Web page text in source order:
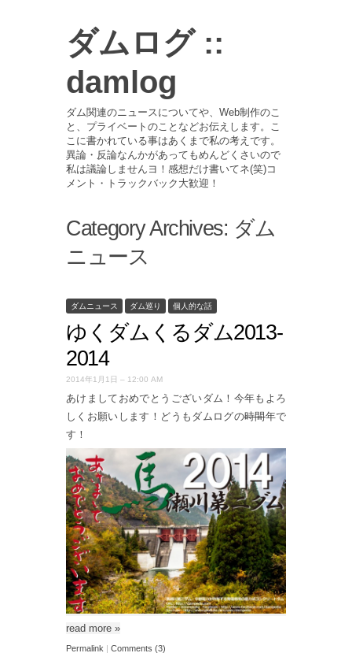
ダムログ ::
damlog
ダム関連のニュースについてや、Web制作のこ
と、プライベートのことなどお伝えします。こ
こに書かれている事はあくまで私の考えです。
異論・反論なんかがあってもめんどくさいので
私は議論しませんヨ！感想だけ書いてネ(笑)コ
メント・トラックバック大歓迎！
Category Archives: ダム
ニュース
ダムニュース ダム巡り 個人的な話
ゆくダムくるダム2013-
2014
2014年1月1日 – 12:00 AM
あけましておめでとうございダム！今年もよろ
しくお願いします！どうもダムログの時間年で
す！
read more »
Permalink | Comments (3)